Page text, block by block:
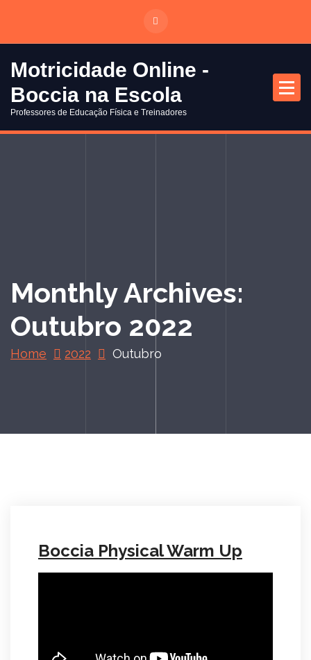
l
Motricidade Online -
Boccia na Escola
Professores de Educação Física e Treinadores
Monthly Archives:
Outubro 2022
Home 2022 Outubro
Boccia Physical Warm Up